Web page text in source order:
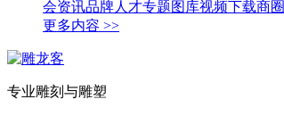
会资讯品牌人才专题图库视频下载商圈
更多内容 >>
专业雕刻与雕塑